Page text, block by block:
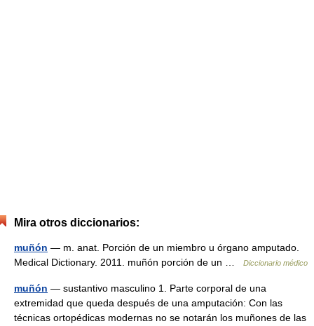
Mira otros diccionarios:
muñón — m. anat. Porción de un miembro u órgano amputado.
Medical Dictionary. 2011. muñón porción de un …
Diccionario médico
muñón — sustantivo masculino 1. Parte corporal de una
extremidad que queda después de una amputación: Con las
técnicas ortopédicas modernas no se notarán los muñones de las